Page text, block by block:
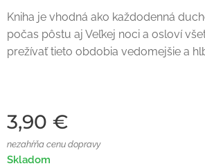
Kniha je vhodná ako každodenná
počas pôstu aj Veľkej noci a osloví
prežívať tieto obdobia vedomejšie a
3,90 €
nezahŕňa cenu dopravy
Skladom